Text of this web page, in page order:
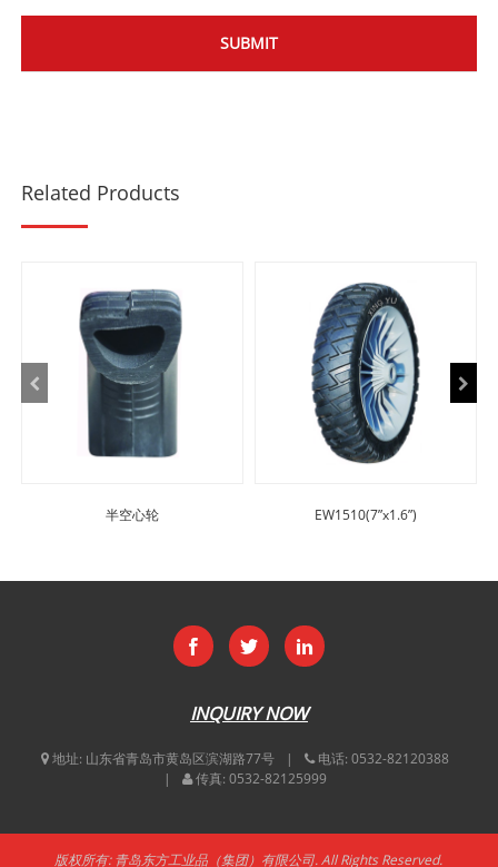
Related Products
半空心轮 EW1510(7”x1.6”)
INQUIRY NOW
地址: 山东省青岛市黄岛区滨湖路77号 电话: 0532-82120388
传真: 0532-82125999
版权所有: 青岛东方工业品（集团）有限公司. All Rights Reserved.